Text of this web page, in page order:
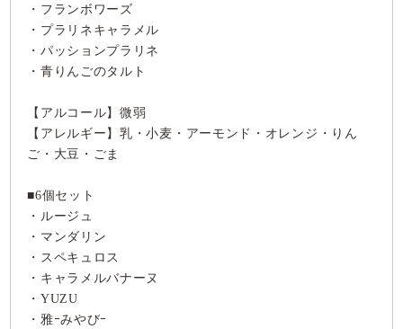
・フランボワーズ
・プラリネキャラメル
・パッションプラリネ
・青りんごのタルト
【アルコール】微弱
【アレルギー】乳・小麦・アーモンド・オレンジ・りん
ご・大豆・ごま
■6個セット
・ルージュ
・マンダリン
・スペキュロス
・キャラメルバナーヌ
・YUZU
・雅ｰみやびｰ